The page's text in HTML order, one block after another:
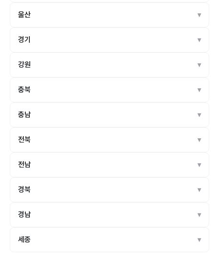
울산
경기
강원
충북
충남
전북
전남
경북
경남
세종